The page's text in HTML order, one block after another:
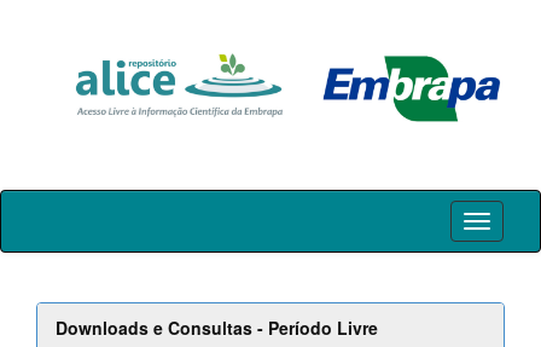
Skip
Downloads e Consultas - Período Livre